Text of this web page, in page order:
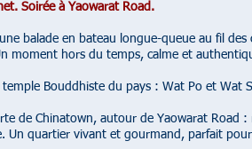
Soirée à Yaowarat Road.
balade en bateau longue-queue au fil
moment hors du temps, calme et
temple Bouddhiste du pays : Wat Po et Wat
de Chinatown, autour de Yaowarat Road
Un quartier vivant et gourmand, parfait